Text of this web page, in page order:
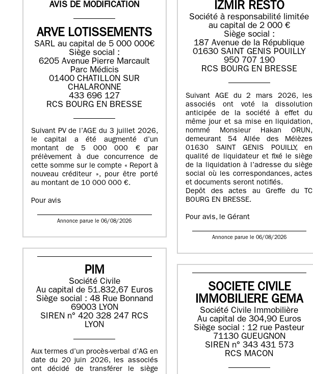
AVIS DE MODIFICATION
ARVE LOTISSEMENTS
SARL au capital de 5 000 000€
Siège social :
6205 Avenue Pierre Marcault
Parc Médicis
01400 CHATILLON SUR
CHALARONNE
433 696 127
RCS BOURG EN BRESSE
Suivant PV de l’AGE du 3 juillet 2026,
le capital a été augmenté d’un
montant de 5 000 000 € par
prélèvement à due concurrence de
cette somme sur le compte « Report à
nouveau créditeur », pour être porté
au montant de 10 000 000 €.
Pour avis
Annonce parue le 06/08/2026
IZMIR RESTO
Société à responsabilité limitée
au capital de 2 000 €
Siège social :
187 Avenue de la République
01630 SAINT GENIS POUILLY
950 707 190
RCS BOURG EN BRESSE
Suivant AGE du 2 mars 2026, les
associés ont voté la dissolution
anticipée de la société à effet du
même jour et sa mise en liquidation,
nommé Monsieur Hakan ORUN,
demeurant 54 Allée des Mélèzes
01630 SAINT GENIS POUILLY, en
qualité de liquidateur et fixé le siège
de la liquidation à l’adresse du siège
social où les correspondances, actes
et documents seront notifiés.
Depôt des actes au Greffe du TC
BOURG EN BRESSE.
Pour avis, le Gérant
Annonce parue le 06/08/2026
PIM
Société Civile
Au capital de 51.832,67 Euros
Siège social : 48 Rue Bonnand
69003 LYON
SIREN n° 420 328 247 RCS
LYON
Aux termes d’un procès-verbal d’AG en
date du 20 juin 2026, les associés
ont décidé de transférer le siège
SOCIETE CIVILE
IMMOBILIERE GEMA
Société Civile Immobilière
Au capital de 304,90 Euros
Siège social : 12 rue Pasteur
71130 GUEUGNON
SIREN n° 343 431 573
RCS MACON